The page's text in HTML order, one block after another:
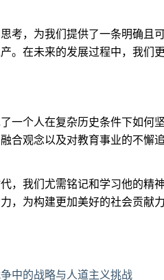
考，为我们提供了一条明确且
。在未来的发展过程中，我们
一个人在复杂历史条件下如何
合观念以及对教育事业的不懈
，我们尤需铭记和学习他的精
，为构建更加美好的社会贡献力
中的战略与人道主义挑战